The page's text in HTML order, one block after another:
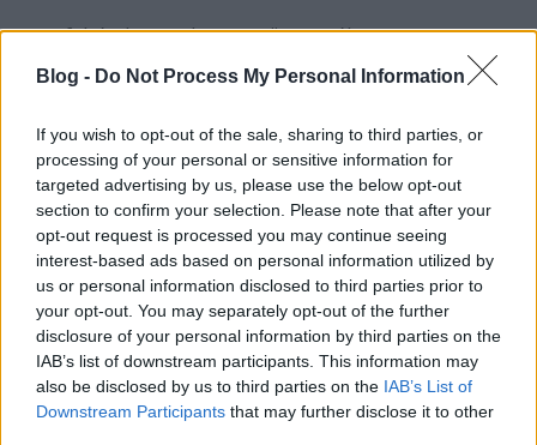
Blog - Do Not Process My Personal Information
If you wish to opt-out of the sale, sharing to third parties, or
processing of your personal or sensitive information for
targeted advertising by us, please use the below opt-out
section to confirm your selection. Please note that after your
opt-out request is processed you may continue seeing
interest-based ads based on personal information utilized by
us or personal information disclosed to third parties prior to
your opt-out. You may separately opt-out of the further
disclosure of your personal information by third parties on the
IAB’s list of downstream participants. This information may
also be disclosed by us to third parties on the IAB’s List of
Downstream Participants that may further disclose it to other
nem feltételezem, hogy az ön esetében az
egyáltalán, valóban az ÖRÖKSÉGVÉDELEM OLDALÁN
Stílusa sokkal közelebb áll egyes szélsőséges
fémkeresős oldalak hangneméhez (pl.
www.femkereso.gportal.hu/) , amely több mint
elgondolkodtató.
Ha legnagyobb sajnálatomra mégis tévednék,
meglátásait névvel, arccal előadhatja 2010. május
7.-én, pénteken a Magyar Régészeti és
Művészettörténeti Társulat a fémkeresős műszerek
használatával foglalkozó vitaülésén, ahol e poszt
szerzője valamint én is előadok.